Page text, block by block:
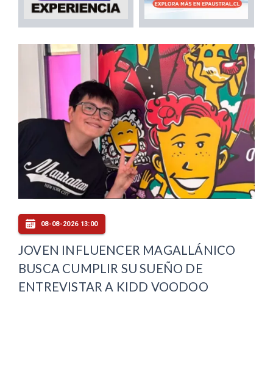
08-08-2026 13:00
JOVEN INFLUENCER MAGALLÁNICO
BUSCA CUMPLIR SU SUEÑO DE
ENTREVISTAR A KIDD VOODOO